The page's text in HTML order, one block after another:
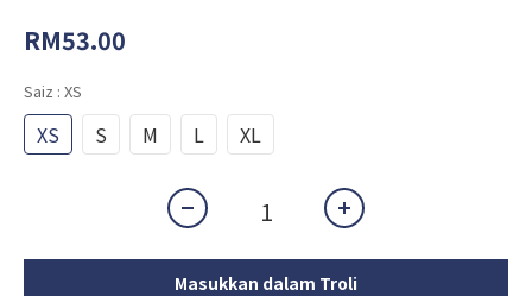
RM53.00
Saiz : XS
XS S M L XL
Masukkan dalam Troli